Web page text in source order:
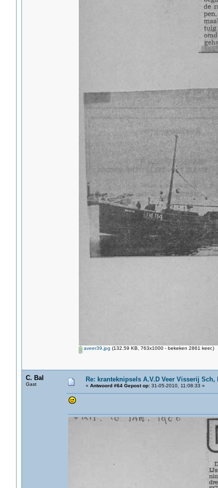
aveer39.jpg (132.59 KB, 763x1000 - bekeken 2861 keer.)
C. Bal
Gast
Re: kranteknipsels A.V.D Veer Visserij Sch,
« Antwoord #64 Gepost op:31-05-2010, 11:08:33 »